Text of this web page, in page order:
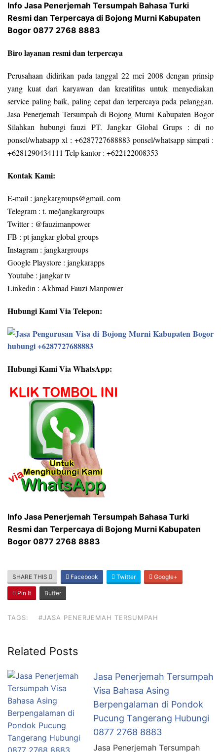
Info Jasa Penerjemah Tersumpah Bahasa Turki
Resmi dan Terpercaya di Bojong Murni Kabupaten
Bogor 0877 2768 8883
Biro layanan resmi dan terpercaya
Perusahaan didirikan pada tanggal 22 mei 2008 dengan prinsip
yang kuat dari karyawan dan kreatifitas untuk menyediakan
service paling baik, paling cepat dan terpercaya pada pelanggan.
Jasa Penerjemah Tersumpah di Bojong Murni Kabupaten Bogor
Silahkan hubungi fauzi PT. Jangkar Global Grups : di no
ponsel/whatsapp xl : +6287727688883 ponsel/whatsapp simpati :
+6281290434111 Telp kantor : +622122008353
Kontak Kami:
E-mail : jangkargroups@gmail. com
Telegram : t. me/jangkargroups
Twitter : @fauzimanpower
FB : pt jangkar global groups
Instagram : jangkargroups
Google Playstore : jangkarapps
Youtube : jangkar tv
Linkedin : Akhmad Fauzi Manpower
Hubungi Kami Via Telepon:
Hubungi Kami Via WhatsApp:
Info Jasa Penerjemah Tersumpah Bahasa Turki
Resmi dan Terpercaya di Bojong Murni Kabupaten
Bogor 0877 2768 8883
SHARE THIS Facebook Twitter Google+
Pin It Buffer
TAGS: #JASA PENERJEMAH TERSUMPAH
Related Posts
Jasa Penerjemah Tersumpah
Visa Bahasa Asing
Berpengalaman di Pondok
Pucung Tangerang Hubungi
0877 2768 8883
Jasa Penerjemah Tersumpah